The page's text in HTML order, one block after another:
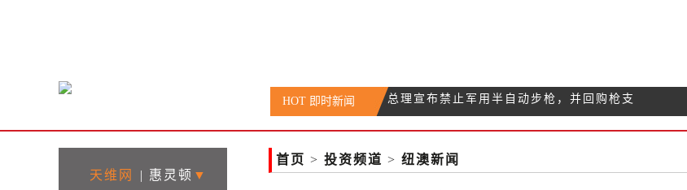
rame>
HOT 即时新闻
【滚动】警方最新调查进展 枪手被抓时正前往第三作
案地
睐！
息
总理宣布禁止军用半自动步枪，并回购枪支
天维网 | 惠灵顿 ▼
首页 > 投资频道 > 纽澳新闻